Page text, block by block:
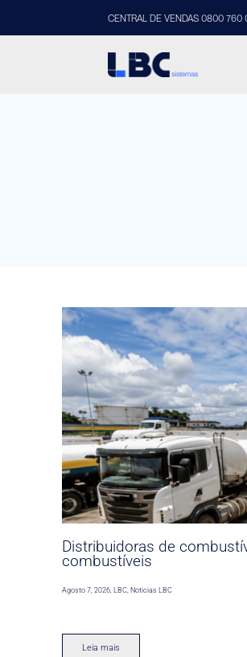
CENTRAL DE VENDAS 0800 760
Distribuidoras de
combustíveis
Agosto 7, 2026,LBC,Noticias LBC
Leia mais